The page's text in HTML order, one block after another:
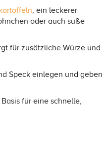
, ein leckerer
oder auch süße
für zusätzliche Würze und
Speck einlegen und geben
für eine schnelle,